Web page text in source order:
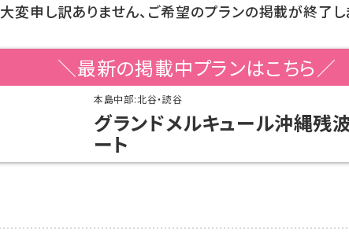
大変申し訳ありません、ご希望のプランの掲載が終了し
＼最新の掲載中プランはこちら／
本島中部:北谷・読谷
グランドメルキュール沖縄残
ート